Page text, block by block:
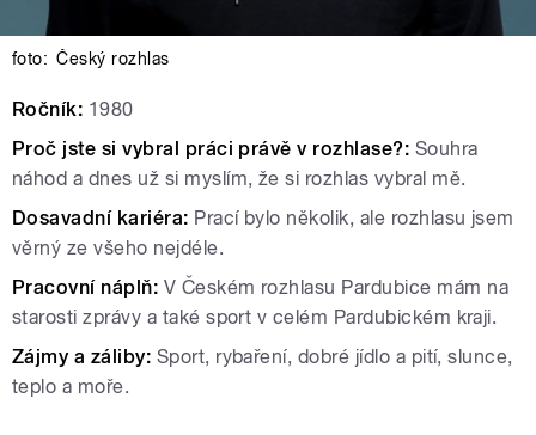
foto: Český rozhlas
Ročník: 1980
Proč jste si vybral práci právě v rozhlase?: Souhra
náhod a dnes už si myslím, že si rozhlas vybral mě.
Dosavadní kariéra: Prací bylo několik, ale rozhlasu jsem
věrný ze všeho nejdéle.
Pracovní náplň: V Českém rozhlasu Pardubice mám na
starosti zprávy a také sport v celém Pardubickém kraji.
Zájmy a záliby: Sport, rybaření, dobré jídlo a pití, slunce,
teplo a moře.